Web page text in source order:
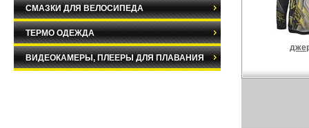
СМАЗКИ ДЛЯ ВЕЛОСИПЕДА
ТЕРМО ОДЕЖДА
ВИДЕОКАМЕРЫ, ПЛЕЕРЫ ДЛЯ ПЛАВАНИЯ